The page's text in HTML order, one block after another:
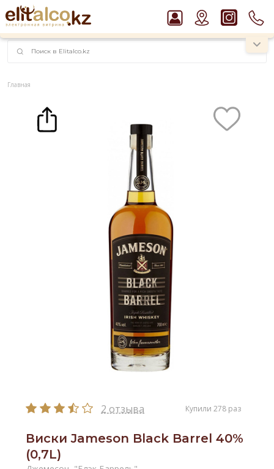
наименований!
instagram.com/rojo.kz
Рекомендуем
Виски Talisker 10 YO Malt 45,8% in Box
Ром Captain Morgan White 37,5%
Водка Smirnoff Red Vodka 37,5%
Пиво Guinness Draught 4,2% Can
Джин Gordon`s London Dry Gin 37,5%
Главная
2 отзыва Купили 278 раз
Виски Jameson Black Barrel 40%
(0,7L)